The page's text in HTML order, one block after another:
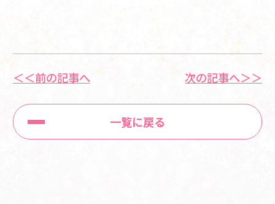
＜＜前の記事へ
一覧に戻る
次の記事へ＞＞